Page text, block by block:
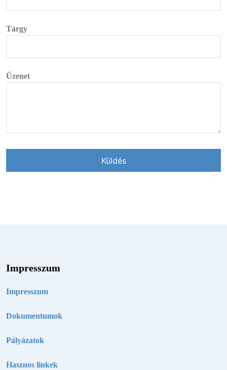
Tárgy
Üzenet
Impresszum
Impresszum
Dokumentumok
Pályázatok
Hasznos linkek